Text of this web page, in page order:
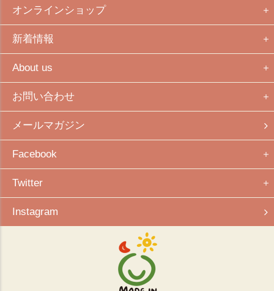
オンラインショップ
新着情報
About us
お問い合わせ
メールマガジン
Facebook
Twitter
Instagram